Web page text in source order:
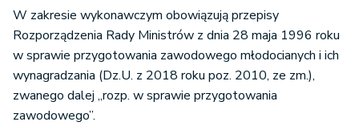
W zakresie wykonawczym obowiązują przepisy
Rozporządzenia Rady Ministrów z dnia 28 maja 1996 roku
w sprawie przygotowania zawodowego młodocianych i ich
wynagradzania (Dz.U. z 2018 roku poz. 2010, ze zm.),
zwanego dalej „rozp. w sprawie przygotowania
zawodowego”.